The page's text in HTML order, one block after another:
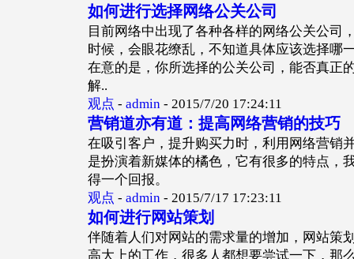
如何进行选择网络公关公司
目前网络中出现了各种各样的网络公关公司
时候，会眼花缭乱，不知道具体应该选择哪
在意的是，你所选择的公关公司，能否真正
解..
观点 - admin- 2015/7/20 17:24:11
营销道亦有道：提高网络营销的技巧
在吸引客户，提升购买力时，利用网络营销
是扮演着新媒体的橘色，它有很多的特点，
得一个回报。
观点 - admin- 2015/7/17 17:23:11
如何进行网站策划
伴随着人们对网站的需求量的增加，网站策
高大上的工作，很多人都想要尝试一下，那